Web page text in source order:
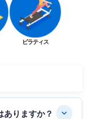
ピラティス
ありますか？